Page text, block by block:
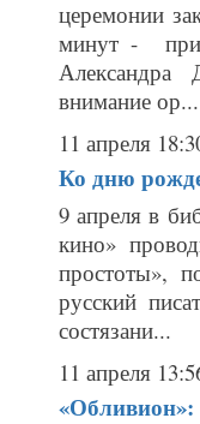
церемонии
минут -
Александра
внимание ор...
11 апреля
Ко дню
9 апреля в
кино»
простоты»,
русский
состязани...
11 апреля
«Обливион»: